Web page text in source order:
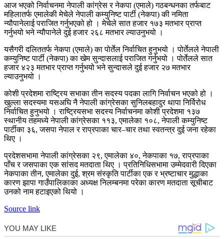
आज भएको निर्वाचनमा नेपाली कांग्रेस र नेकपा (एमाले) गठबन्धनका तर्फबाट
महिलातर्फ एमालेकी मेचेले नेपाली कम्युनिष्ट पार्टी (नेकपा) की नमिता
न्यौपानेलाई पराजित गर्नुभएको हो । मेचेले सात हजार १७३ मतभार प्राप्त
गर्नुभयो भने न्यौपानेले दुई हजार २६८ मतभार ल्याउनुभयो ।
यसैगरी दलिततर्फ नेकपा (एमाले) का पोर्तेल निर्वाचित हुनुभयो । पोर्तेलले नेपाली
कम्युनिष्ट पार्टी (नेकपा) का खेम सुन्दासलाई पराजित गर्नुभयो । पोर्तेलले सात
हजार ४२३ मतभार प्राप्त गर्नुभयो भने सुन्दासले दुई हजार २७ मतभार
ल्याउनुभयो ।
कोशी प्रदेशमा राष्ट्रिय सभाका तीन सदस्य पदका लागि निर्वाचन भएको हो ।
खुल्ला सदस्यमा यसअघि नै नेपाली कांग्रेसका सुनिलबहादुर थापा निर्विरोध
निर्वाचित हुनुभयो । राष्ट्रियसभा सदस्य निर्वाचनमा कोशी प्रदेशमा १३७
स्थानीय तहमध्ये नेपाली कांग्रेसका ११३, एमालेका १०८, नेपाली कम्युनिष्ट
पार्टीका ३६, जसपा नेपाल र राप्रपाका चार–चार तथा स्वतन्त्र दुई जना रहेका
थिए ।
प्रदेशसभामा नेपाली कांग्रेसका २९, एमालेका ४०, नेकपाका १७, राप्रपाका
पाँच र जसपाका एक सांसद मतदाता थिए । प्रतिनिधिसभामा उम्मेदवारी दिएका
नेकपाका तीन, एमालेका दुई, श्रम संस्कृति पार्टीका एक र भ्रष्टाचार मुद्धाका
कारण झापा गाउँपालिकाका अध्यक्ष निलम्बनमा परेका कारण मतदाता सूचीबाट
उनको नाम हटाइएको थियो ।
Source link